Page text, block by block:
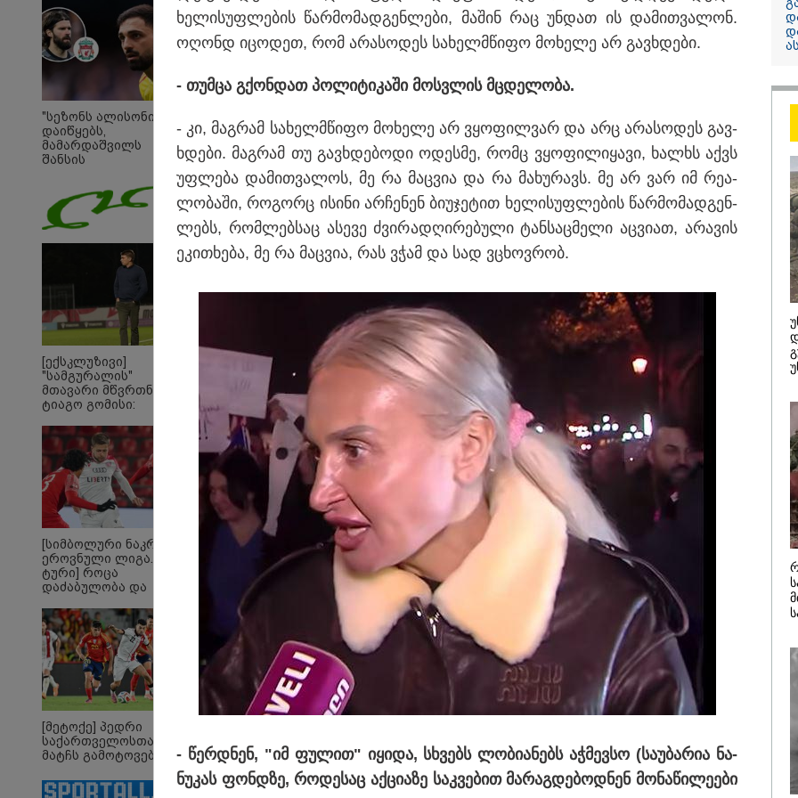
"საიდან იცის,
სინამდვილეში
ომში თუ არ
სამჯერ არის
არც ერთხელ
ცდებოდა" - გია
ყარყარაშვილი
ბარამიძის
10:58 / 06-08-2026
"დადგება დრო და
თქვენი დღევანდელი
"პოსტაობა" საკუთარ
თავთან შეგარცხვენთ...
თქვენი შეცდომა არის
დანაშაულის ტოლფასი" -
ეკა კუპატაძე ნანუკა
ჟორჟოლიანს
09:33 / 05-08-
"მამის
09:32 / 05-08-2026
"4 დღე უწყლოდ და
უპუროდ გაატარეს, მათ
სიცოცხლე დავუბრუნეთ" -
ქართველი მეზღვაური
წერს, რომ 36 მიგრანტი,
მათ შორის, ორსული
გოგონა გადაარჩინა
12:20 / 04-08-
"როცა
რომ
ტაძრიდან
არ
კატეგორიის ყველა სიახლე
მსოფლიო რუსეთი ხორბლის „ფასები 2-3 წელში
"სეზონს ალისონი
დაიწყებს,
მამარდაშვილს
შანსის
მოთმინება სჭირდება,
რომელსაც 100%-ით
მიიღებს" - განაცხადა
"ლივერპულის"
ყოფილმა მეკარემ
[ექსკლუზივი]
"სამგურალის"
მთავარი მწვრთნელი
ტიაგო გომისი:
ტალანტების
ქვეყანაა"!
[სიმბოლური ნაკრები.
ეროვნული ლიგა. XXX
ტური] როცა
დაძაბულობა და
არიან...
[მეტოქე] პედრი
საქართველოსთან
მატჩს გამოტოვებს
ხე­ლი­სუფ­ლე­ბის წარ­მო­მად­გენ­ლე­ბი, მა­შინ რაც უნ­დათ ის და­მით­ვა­ლონ.
ოღონდ იცო­დეთ, რომ არა­სო­დეს სა­ხელ­მწი­ფო მო­ხე­ლე არ გავ­ხდე­ბი.
- თუმ­ცა გქონ­დათ პო­ლი­ტი­კა­ში მოს­ვლის მცდე­ლო­ბა.
- კი, მაგ­რამ სა­ხელ­მწი­ფო მო­ხე­ლე არ ვყო­ფილ­ვარ და არც არა­სო­დეს გავ­
ხდე­ბი. მაგ­რამ თუ გავ­ხდე­ბო­დი ოდეს­მე, რომც ვყო­ფი­ლი­ყა­ვი, ხალ­ხს აქვს
უფ­ლე­ბა და­მით­ვა­ლოს, მე რა მაც­ვია და რა მა­ხუ­რავს. მე არ ვარ იმ რე­ა­
ლო­ბა­ში, რო­გორც ისი­ნი არ­ჩე­ნენ ბი­უ­ჯე­ტით ხე­ლი­სუფ­ლე­ბის წარ­მო­მად­გენ­
ლებს, რომ­ლებ­საც ასე­ვე ძვი­რა­დღი­რე­ბუ­ლი ტან­საც­მე­ლი აც­ვი­ათ, არა­ვის
ეკი­თხე­ბა, მე რა მაც­ვია, რას ვჭამ და სად ვცხოვ­რობ.
- წერ­დნენ, "იმ ფუ­ლით" იყი­და, სხვებს ლო­ბი­ა­ნებს აჭ­მევ­სო (სა­უ­ბა­რია ნა­
ნუ­კას ფონ­დზე, რო­დე­საც აქ­ცი­ა­ზე საკ­ვე­ბით მა­რაგ­დე­ბოდ­ნენ მო­ნა­წი­ლე­ე­ბი